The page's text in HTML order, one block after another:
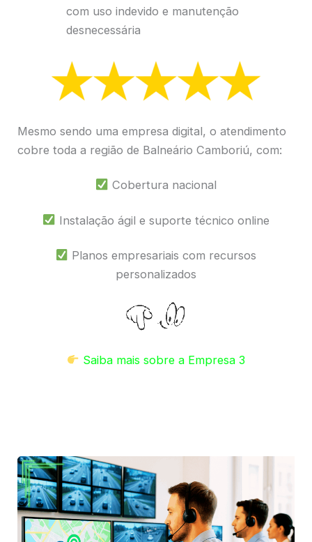
com uso indevido e manutenção
desnecessária
Mesmo sendo uma empresa digital, o atendimento
cobre toda a região de Balneário Camboriú, com:
Cobertura nacional
Instalação ágil e suporte técnico online
Planos empresariais com recursos
personalizados
Saiba mais sobre a Empresa 3